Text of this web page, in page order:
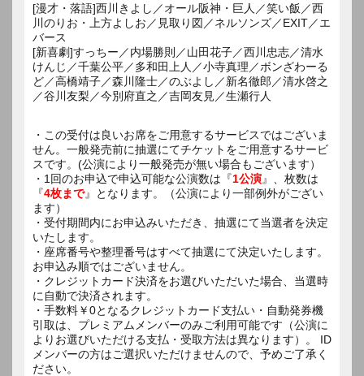
[漫才・落語]西川きよし／オール阪神・巨人／笑い飯／西
川のりお・上方よしお／見取り図／ネルソンズ／EXIT／エ
バース
[新喜劇]すっちー／内場勝則／山田花子／西川忠志／清水
けんじ／千葉公平／多和田上人／小寺真理／ボンざわーる
ど／高橋靖子／森川隆士／のぶよし／新名徹郎／清水啓之
／谷川友梨／今別府直之／吉岡友見／生瀬行人
・この受付は良いお席をご用意するサービスではございま
せん。一般発売前に抽選にてチケットをご用意するサービ
スです。(公演により一般発売が無い場合もございます）
・1回のお申込で申込可能な公演数は『1公演』、枚数は
『4枚まで』となります。（公演により一部例外がござい
ます）
・受付期間内にお申込みいただき、抽選にて当選者を決定
いたします。
・座席番号や整理番号はすべて抽選にて決定いたします。
お申込み順ではございません。
・クレジットカード決済をお選びいただいた場合、当選時
に自動で決済されます。
・手数料￥0となるクレジットカード支払い・自動発券機
引取は、プレミアムメンバーのみご利用可能です（公演に
よりお選びいただける支払・受取方法は異なります）。 ID
メンバーの方はご選択いただけませんので、予めご了承く
ださい。